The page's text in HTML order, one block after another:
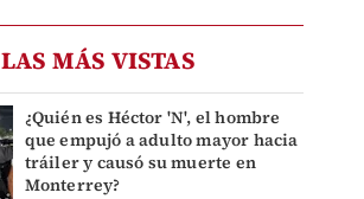
LAS MÁS VISTAS
¿Quién es Héctor 'N', el hombre
que empujó a adulto mayor hacia
tráiler y causó su muerte en
Monterrey?